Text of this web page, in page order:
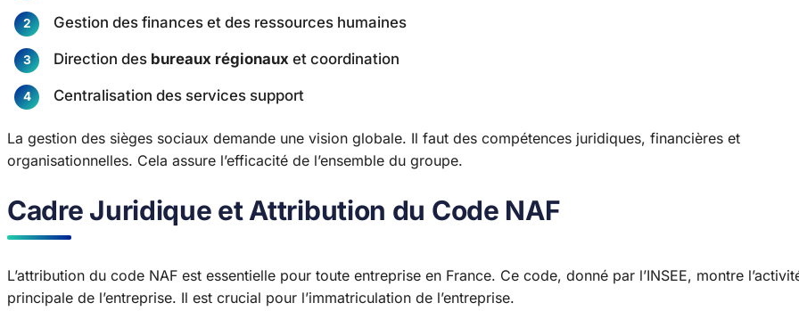
Gestion des finances et des ressources humaines
Direction des bureaux régionaux et coordination
Centralisation des services support
La gestion des sièges sociaux demande une vision globale. Il faut des compétences juridiques, financières et
organisationnelles. Cela assure l’efficacité de l’ensemble du groupe.
Cadre Juridique et Attribution du Code NAF
L’attribution du code NAF est essentielle pour toute entreprise en France. Ce code, donné par l’INSEE, montre
principale de l’entreprise. Il est crucial pour l’immatriculation de l’entreprise.